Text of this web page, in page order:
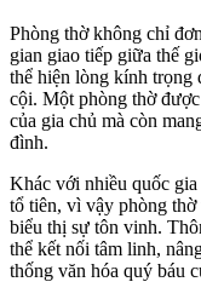
Phòng thờ không chỉ
gian giao tiếp giữa thế
thể hiện lòng kính trọng
cội. Một phòng thờ
của gia chủ mà còn
đình.
Khác với nhiều quốc
tổ tiên, vì vậy phòng
biểu thị sự tôn vinh.
thể kết nối tâm linh,
thống văn hóa quý báu